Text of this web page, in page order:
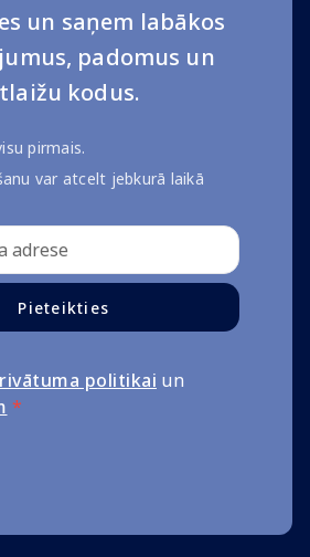
un saņem labākos
padomus un
kodus.
pirmais.
var atcelt jebkurā laikā
Pieteikties
politikai un
*